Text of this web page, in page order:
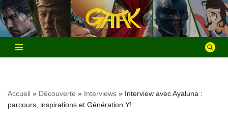
Aller
au
contenu
Accueil » Découverte » Interviews » Interview avec Ayaluna :
parcours, inspirations et Génération Y!